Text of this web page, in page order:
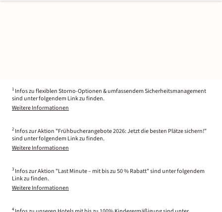
1 Infos zu flexiblen Storno-Optionen & umfassendem Sicherheitsmanagement
sind unter folgendem Link zu finden.
Weitere Informationen
2 Infos zur Aktion "Frühbucherangebote 2026: Jetzt die besten Plätze sichern!"
sind unter folgendem Link zu finden.
Weitere Informationen
3 Infos zur Aktion "Last Minute – mit bis zu 50 % Rabatt" sind unter folgendem
Link zu finden.
Weitere Informationen
4